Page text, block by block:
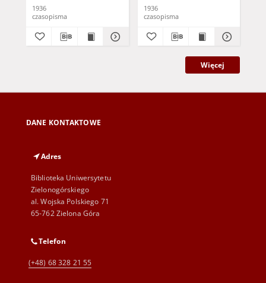
1936
czasopisma
1936
czasopisma
Więcej
DANE KONTAKTOWE
Adres
Biblioteka Uniwersytetu
Zielonogórskiego
al. Wojska Polskiego 71
65-762 Zielona Góra
Telefon
(+48) 68 328 21 55